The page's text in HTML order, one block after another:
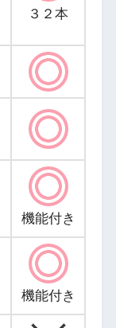
３２本
機能付き
機能付き